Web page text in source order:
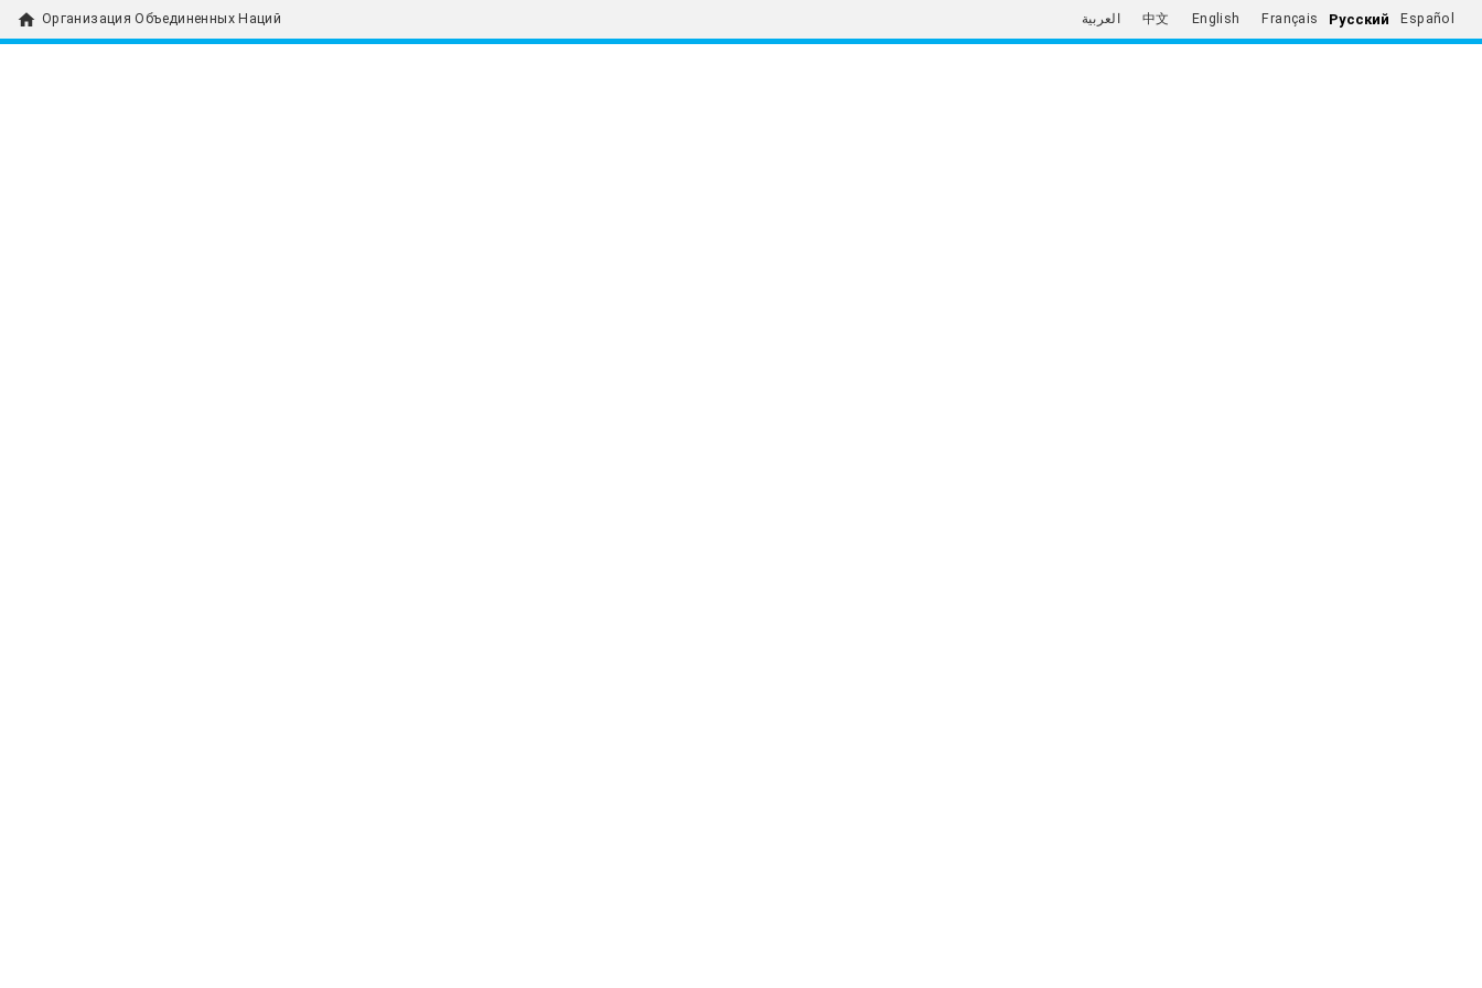
home Организация Объединенных Наций العربية 中文 English Français Русский Español